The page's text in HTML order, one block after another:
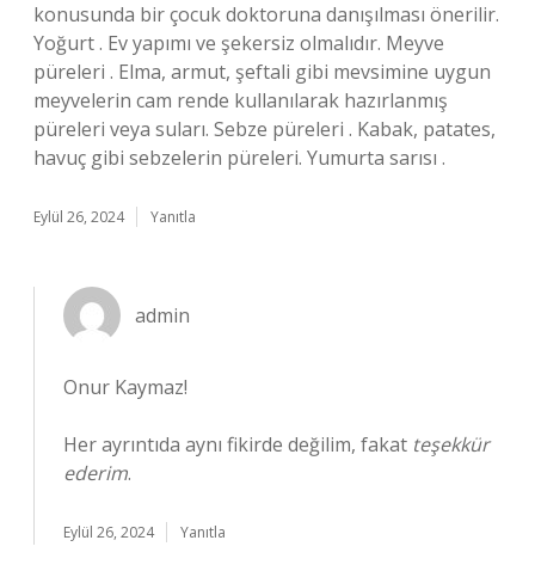
konusunda bir çocuk doktoruna danışılması önerilir.
Yoğurt . Ev yapımı ve şekersiz olmalıdır. Meyve
püreleri . Elma, armut, şeftali gibi mevsimine uygun
meyvelerin cam rende kullanılarak hazırlanmış
püreleri veya suları. Sebze püreleri . Kabak, patates,
havuç gibi sebzelerin püreleri. Yumurta sarısı .
Eylül 26, 2024 Yanıtla
admin
Onur Kaymaz!
Her ayrıntıda aynı fikirde değilim, fakat teşekkür
ederim.
Eylül 26, 2024 Yanıtla